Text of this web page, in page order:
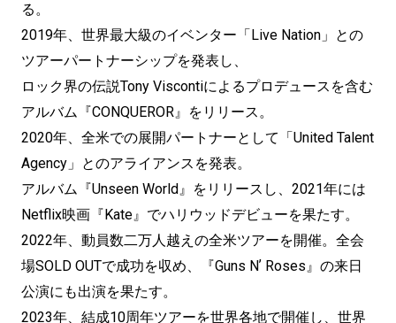
る。
2019年、世界最大級のイベンター「Live Nation」との
ツアーパートナーシップを発表し、
ロック界の伝説Tony Viscontiによるプロデュースを含む
アルバム『CONQUEROR』をリリース。
2020年、全米での展開パートナーとして「United Talent
Agency」とのアライアンスを発表。
アルバム『Unseen World』をリリースし、2021年には
Netflix映画『Kate』でハリウッドデビューを果たす。
2022年、動員数二万人越えの全米ツアーを開催。全会
場SOLD OUTで成功を収め、『Guns Nʼ Roses』の来日
公演にも出演を果たす。
2023年、結成10周年ツアーを世界各地で開催し、世界